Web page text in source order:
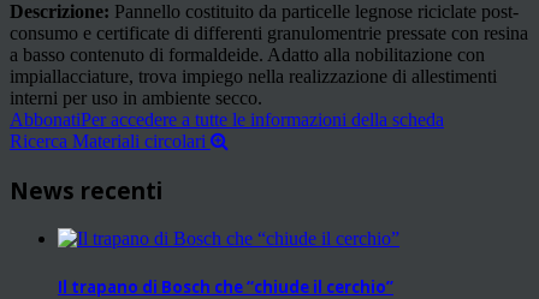
Descrizione: Pannello costituito da particelle legnose riciclate post-
consumo e certificate di differenti granulomentrie pressate con resina
a basso contenuto di formaldeide. Adatto alla nobilitazione con
impiallacciature, trova impiego nella realizzazione di allestimenti
interni per uso in ambiente secco.
AbbonatiPer accedere a tutte le informazioni della scheda
Ricerca Materiali circolari
News recenti
Il trapano di Bosch che “chiude il cerchio”